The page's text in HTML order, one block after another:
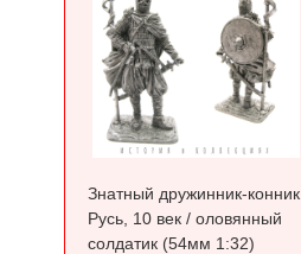
Знатный дружинник-конник.
Русь, 10 век / оловянный
солдатик (54мм 1:32)